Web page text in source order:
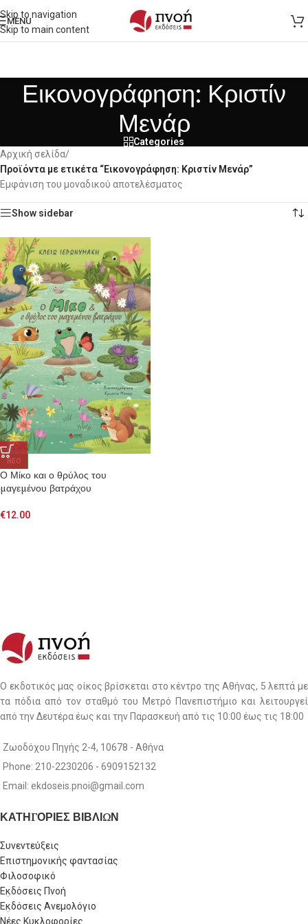
Skip to navigation
Skip to main content
MENU
Εικονογράφηση: Κριστίν
Μενάρ
Categories
Αρχική σελίδα/
Προϊόντα με ετικέτα “Εικονογράφηση: Κριστίν Μενάρ”
Εμφάνιση του μοναδικού αποτελέσματος
Show sidebar
NEO
Ο Μίκο και ο θρύλος του
μαγεμένου βατράχου
€12.00
Ο εκδοτικός μας οίκος βρίσκεται στο κέντρο της Αθήνας, 5 λεπτά με
τα πόδια από τον σταθμό του Μετρό Πανεπιστήμιο και λειτουργεί
από την Δευτέρα έως και την Παρασκευή από τις 10:00 έως τις 18:00
Ζωοδόχου Πηγής 2-4, 10678 - Αθήνα
Phone: 210-2230206 - 6909152132
Email: ekdoseis.pnoi@gmail.com
ΚΑΤΗΓΟΡΙΕΣ ΒΙΒΛΙΩΝ
Συνεντεύξεις
Επιστημονικής φαντασίας
Φιλοσοφικό
Εκδόσεις Πνοή
Εκδόσεις Ανεμολόγιο
Νέες Κυκλοφορίες